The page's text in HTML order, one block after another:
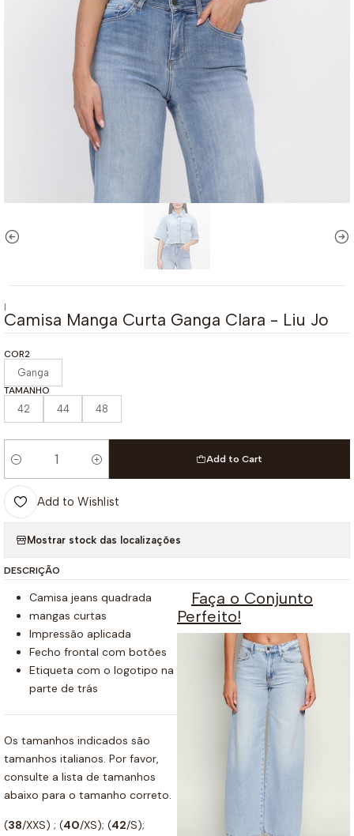
|
Camisa Manga Curta Ganga Clara - Liu Jo
COR2
Ganga
TAMANHO
42 44 48
Quantity
Add to Cart
Add to Wishlist
Mostrar stock das localizações
DESCRIÇÃO
Camisa jeans quadrada
mangas curtas
Impressão aplicada
Fecho frontal com botões
Etiqueta com o logotipo na
parte de trás
Os tamanhos indicados são
tamanhos italianos. Por favor,
consulte a lista de tamanhos
abaixo para o tamanho correto.
(38/XXS) ; (40/XS); (42/S);
Faça o Conjunto
Perfeito!